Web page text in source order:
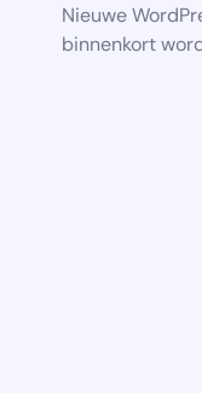
Nieuwe
binnenkort